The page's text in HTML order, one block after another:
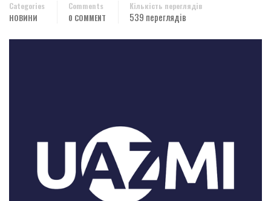
Categories
НОВИНИ
Comments
0 COMMENT
Кількість переглядів
539 переглядів